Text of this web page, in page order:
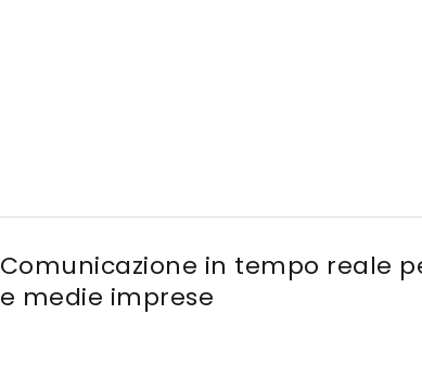
Comunicazione in tempo reale
e medie imprese